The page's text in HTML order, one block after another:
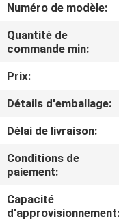
VISITE
L'USINE
CONTRÔLE
DE
LA
QUALITÉ
Numéro de modèle:
Quantité de
commande min:
Prix:
Détails d'emballage:
Délai de livraison:
Conditions de
paiement:
Capacité
d'approvisionnement: